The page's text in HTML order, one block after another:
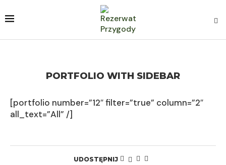
PORTFOLIO WITH SIDEBAR
[portfolio number=”12″ filter=”true” column=”2″
all_text=”All” /]
UDOSTĘPNIJ